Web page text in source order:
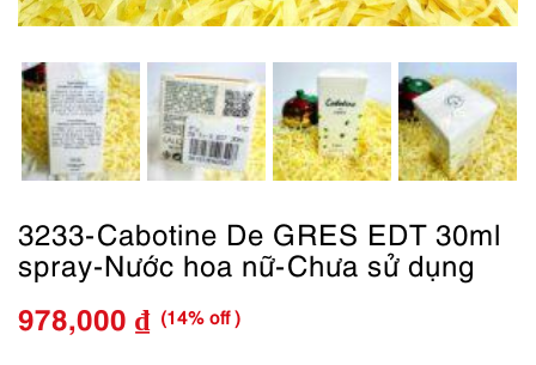
3233-Cabotine De GRES EDT 30ml
spray-Nước hoa nữ-Chưa sử dụng
Giá
978,000 ₫
Giá
(14% off )